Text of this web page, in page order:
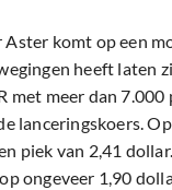
Aster komt op een
heeft laten
met meer dan
lanceringskoers.
piek van 2,41
ongeveer 1,90